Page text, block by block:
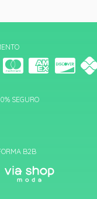
SEGURO
B2B